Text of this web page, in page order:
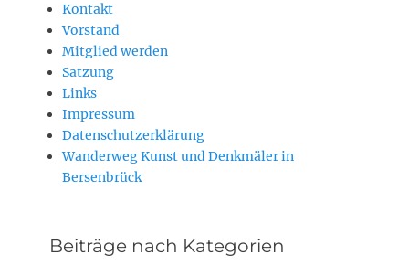
Kontakt
Vorstand
Mitglied werden
Satzung
Links
Impressum
Datenschutzerklärung
Wanderweg Kunst und Denkmäler in
Bersenbrück
Beiträge nach Kategorien